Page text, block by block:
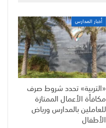
أخبار المدارس
«التربية» تحدد شروط صرف
مكافأة الأعمال الممتازة
للعاملين بالمدارس ورياض
الأطفال